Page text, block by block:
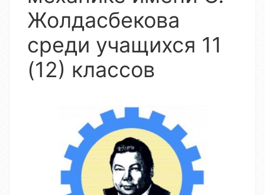
Жолдасбекова
среди учащихся 11
(12) классов